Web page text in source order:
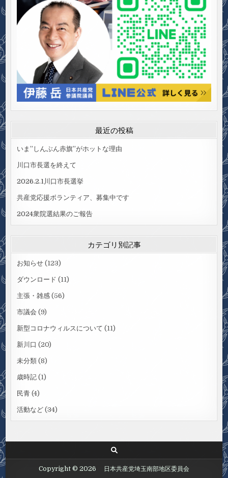
最近の投稿
いま”しんぶん赤旗”がホットな理由
川口市長選を終えて
2026.2.1川口市長選挙
共産党応援ボランティア、募集中です
2024衆院選結果のご報告
カテゴリ別記事
お知らせ (123)
ダウンロード (11)
主張・雑感 (56)
市議会 (9)
新型コロナウィルスについて (11)
新川口 (20)
未分類 (8)
歳時記 (1)
民青 (4)
活動など (34)
Copyright © 2026 日本共産党埼玉南部地区委員会